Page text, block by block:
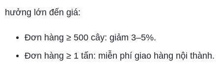
hưởng lớn đến giá:
Đơn hàng ≥ 500 cây: giảm 3–5%.
Đơn hàng ≥ 1 tấn: miễn phí giao hàng nội thành.